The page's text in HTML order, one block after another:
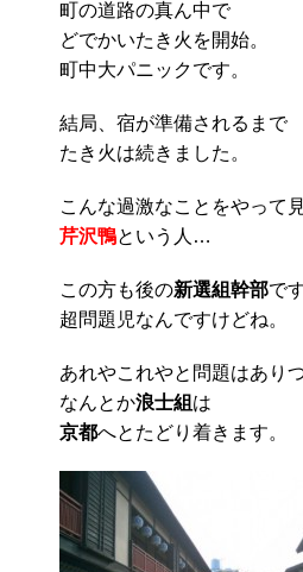
町の道路の真ん中で
どでかいたき火を開始。
町中大パニックです。
結局、宿が準備されるまで
たき火は続きました。
こんな過激なことをやって
芹沢鴨という人…
この方も後の新選組幹部で
超問題児なんですけどね。
あれやこれやと問題はありつ
なんとか浪士組 は
京都へとたどり着きます。